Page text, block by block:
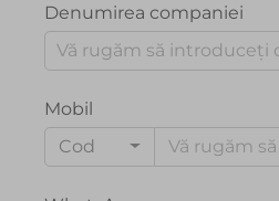
Denumirea companiei
Mobil
Cod